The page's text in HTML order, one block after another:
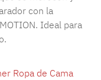
con la
Ideal para
Ropa de Cama